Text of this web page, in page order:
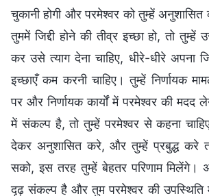
चुकानी होगी और परमेश्वर को तुम्हें
तुममें जिद्दी होने की तीव्र इच्छा हो, तो तुम्हें
कर उसे त्याग देना चाहिए, धीरे-धीरे अपना
इच्छाएँ कम करनी चाहिए। तुम्हें निर्णायक
पर और निर्णायक कार्यों में परमेश्वर की मदद
में संकल्प है, तो तुम्हें परमेश्वर से कहना
देकर अनुशासित करे, और तुम्हें प्रबुद्ध करे
सको, इस तरह तुम्हें बेहतर परिणाम मिलेंगे।
दृढ़ संकल्प है और तुम परमेश्वर की